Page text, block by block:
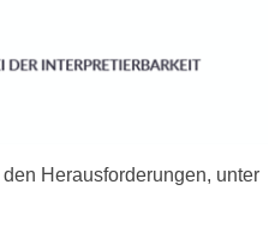
Herausforderungen, unter